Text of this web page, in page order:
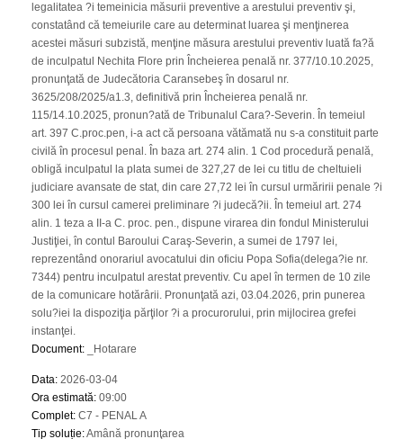
legalitatea ?i temeinicia măsurii preventive a arestului preventiv şi,
constatând că temeiurile care au determinat luarea şi menţinerea
acestei măsuri subzistă, menţine măsura arestului preventiv luată fa?ă
de inculpatul Nechita Flore prin Încheierea penală nr. 377/10.10.2025,
pronunţată de Judecătoria Caransebeş în dosarul nr.
3625/208/2025/a1.3, definitivă prin Încheierea penală nr.
115/14.10.2025, pronun?ată de Tribunalul Cara?-Severin. În temeiul
art. 397 C.proc.pen, i-a act că persoana vătămată nu s-a constituit parte
civilă în procesul penal. În baza art. 274 alin. 1 Cod procedură penală,
obligă inculpatul la plata sumei de 327,27 de lei cu titlu de cheltuieli
judiciare avansate de stat, din care 27,72 lei în cursul urmăririi penale ?i
300 lei în cursul camerei preliminare ?i judecă?ii. În temeiul art. 274
alin. 1 teza a II-a C. proc. pen., dispune virarea din fondul Ministerului
Justiţiei, în contul Baroului Caraş-Severin, a sumei de 1797 lei,
reprezentând onorariul avocatului din oficiu Popa Sofia(delega?ie nr.
7344) pentru inculpatul arestat preventiv. Cu apel în termen de 10 zile
de la comunicare hotărârii. Pronunţată azi, 03.04.2026, prin punerea
solu?iei la dispoziţia părţilor ?i a procurorului, prin mijlocirea grefei
instanţei.
Document: _Hotarare
Data: 2026-03-04
Ora estimată: 09:00
Complet: C7 - PENAL A
Tip soluție:Amână pronunţarea